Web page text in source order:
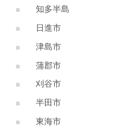
知多半島
日進市
津島市
蒲郡市
刈谷市
半田市
東海市